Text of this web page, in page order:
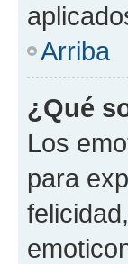
Arriba
¿Qué
Los
para